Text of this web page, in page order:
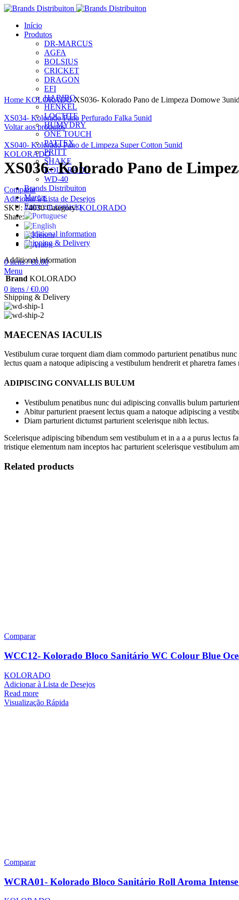
Início
Produtos
DR-MARCUS
AGFA
BOLSIUS
CRICKET
DRAGON
EFI
HARIBO
HENKEL
LOCTITE
HUMYDRY
ONE TOUCH
PATTEX
PRITT
SHAKE
KOLORADO
WD-40
Brands Distribuiton
Marcas
Entre em contacto
0itens / €0.00
Menu
0 itens / €0.00
Clique para ampliar
Home KOLORADOXS036- Kolorado Pano de Limpeza Domowe 3unid
XS034- Kolorado Pano Perfurado Falka 5unid
Voltar aos produtos
XS040- Kolorado Pano de Limpeza Super Cotton 5unid
KOLORADO
XS036- Kolorado Pano de
Comparar
Adicionar à Lista de Desejos
SKU:74030Category: KOLORADO
Share:
Additional information
Shipping & Delivery
Additional information
Brand KOLORADO
Shipping & Delivery
MAECENAS IACULIS
Vestibulum curae torquent diam diam commodo parturient penatibus
lectus quam a natoque adipiscing a vestibulum hendrerit et pharetra fames
ADIPISCING CONVALLIS BULUM
Vestibulum penatibus nunc dui adipiscing convallis bulum parturient
Abitur parturient praesent lectus quam a natoque adipiscing a
Diam parturient dictumst parturient scelerisque nibh lectus.
Scelerisque adipiscing bibendum sem vestibulum et in a a a purus lectus
tristique elementum nam inceptos hac parturient scelerisque vestibulum
Related products
Comparar
WCC12- Kolorado Bloco Sanitário WC Colour Blue
KOLORADO
Adicionar à Lista de Desejos
Read more
Visualização Rápida
Comparar
WCRA01- Kolorado Bloco Sanitário Roll Aroma Intense